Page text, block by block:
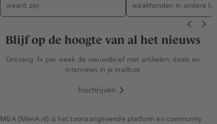
waard zijn.
waakhonden in andere
Blijf op de hoogte van al het nieuws
Ontvang 3x per week de nieuwsbrief met artikelen, deals en
interviews in je mailbox
Inschrijven
M&A (MenA.nl) is het toonaangevende platform en community